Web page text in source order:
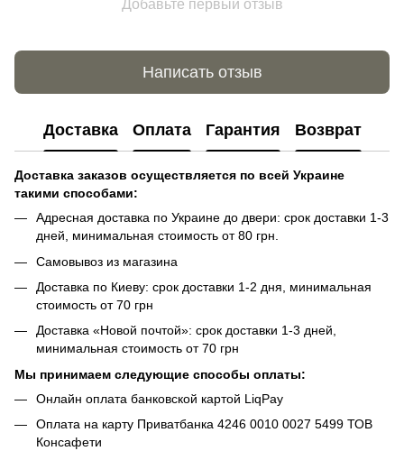
Добавьте первый отзыв
Написать отзыв
Доставка Оплата Гарантия Возврат
Доставка заказов осуществляется по всей Украине
такими способами:
Адресная доставка по Украине до двери: срок доставки 1-3
дней, минимальная стоимость от 80 грн.
Самовывоз из магазина
Доставка по Киеву: срок доставки 1-2 дня, минимальная
стоимость от 70 грн
Доставка «Новой почтой»: срок доставки 1-3 дней,
минимальная стоимость от 70 грн
Мы принимаем следующие способы оплаты:
Онлайн оплата банковской картой LiqPay
Оплата на карту Приватбанка 4246 0010 0027 5499 ТОВ
Консафети